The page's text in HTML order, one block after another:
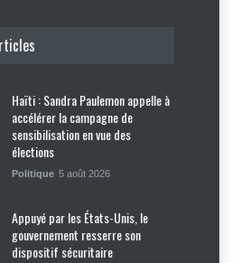
Haïti : Sandra Paulemon appelle à
accélérer la campagne de
sensibilisation en vue des
élections
Politique 5 août 2026
Appuyé par les États-Unis, le
gouvernement resserre son
dispositif sécuritaire